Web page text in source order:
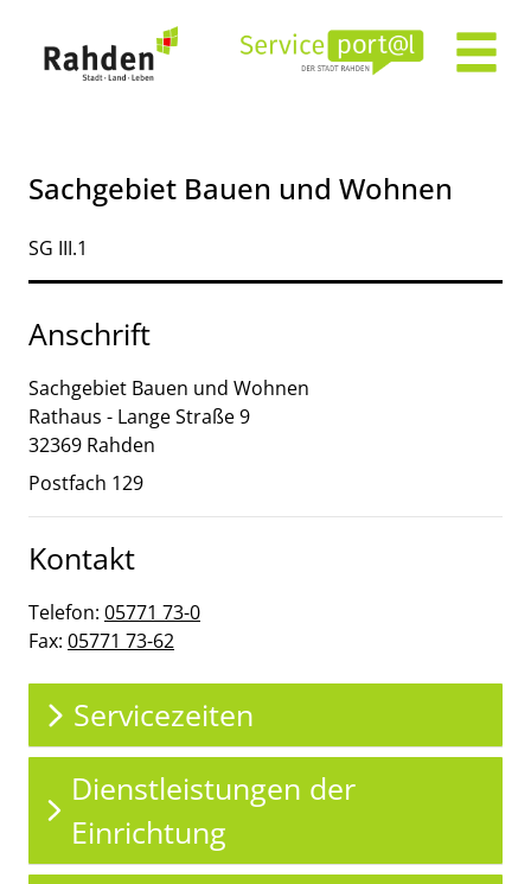
Zum Hauptinhalt springen
Sachgebiet Bauen und Wohnen
Kurzbezeichnung
SG III.1
Anschrift
Sachgebiet Bauen und Wohnen
Rathaus - Lange Straße9
32369 Rahden
Postfach 129
Kontakt
Telefon: 05771 73-0
Fax: 05771 73-62
Servicezeiten
Dienstleistungen der
Einrichtung